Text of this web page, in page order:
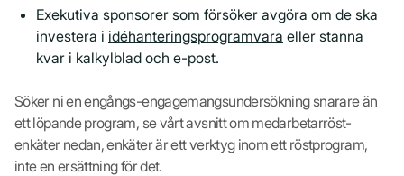
Exekutiva sponsorer som försöker avgöra om de ska
investera i idéhanteringsprogramvara eller stanna
kvar i kalkylblad och e-post.
Söker ni en engångs-engagemangsundersökning snarare än
ett löpande program, se vårt avsnitt om medarbetarröst-
enkäter nedan, enkäter är ett verktyg inom ett röstprogram,
inte en ersättning för det.